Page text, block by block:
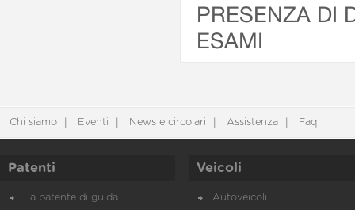
PRESENZA DI
ESAMI
Chi siamo Eventi News e circolari Assistenza Faq
Patenti
La patente di guida
Veicoli
Autoveicoli